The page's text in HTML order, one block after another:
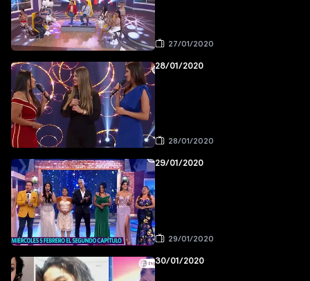
27/01/2020
28/01/2020
28/01/2020
29/01/2020
29/01/2020
30/01/2020